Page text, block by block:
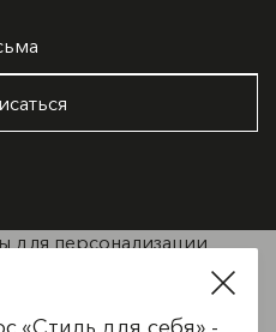
для персонализации
Продолжая
с
Политикой